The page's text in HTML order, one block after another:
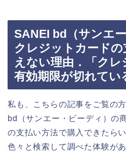
SANEI bd（サンエ
クレジットカード
えない理由．「ク
有効期限が切れてい
私も、こちらの記事をご覧の
bd（サンエー・ビーディ）の
の支払い方法で購入できたら
色々と検索して調べた体験が